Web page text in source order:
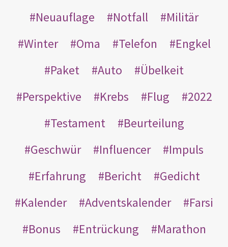
Neuauflage
Notfall
Militär
Winter
Oma Telefon
Engkel
Paket
Auto
Übelkeit
Perspektive
Krebs Flug
2022
Testament
Beurteilung
Geschwür
Influencer
Impuls
Erfahrung
Bericht
Gedicht
Kalender
Adventskalender
Farsi
Bonus
Entrückung
Marathon